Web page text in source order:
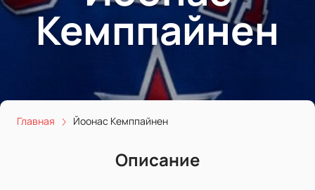
Кемппайнен
Главная Йоонас Кемппайнен
Описание